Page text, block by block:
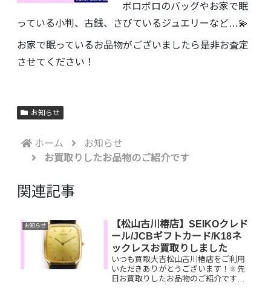
ボロボロのバッグやお家で眠
っている小判、古銭、さびているジュエリーなど…💫
お家で眠っているお品物がございましたら是非お査定
させてください！
お知らせ
ホーム
お知らせ
お買取りしたお品物のご紹介です
関連記事
お知らせ
【松山古川椿店】SEIKOクレド
ール/JCBギフトカード/K18ネ
ックレスお買取りしました
いつも買取大吉松山古川椿店をご利用
いただきありがとうございます！🔆先
日お買取りしたお品物のご紹介です。